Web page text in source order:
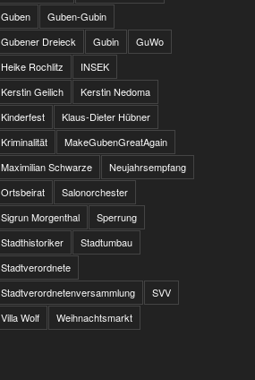
Guben
Guben-Gubin
Gubener Dreieck
Gubin
GuWo
Heike Rochlitz
INSEK
Kerstin Geilich
Kerstin Nedoma
Kinderfest
Klaus-Dieter Hübner
Kriminalität
MakeGubenGreatAgain
Maximilian Schwarze
Neujahrsempfang
Ortsbeirat
Salonorchester
Sigrun Morgenthal
Sperrung
Stadthistoriker
Stadtumbau
Stadtverordnete
Stadtverordnetenversammlung
SVV
Villa Wolf
Weihnachtsmarkt